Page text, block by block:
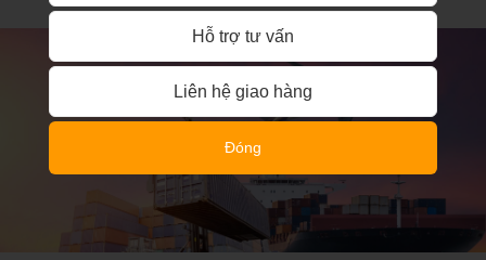
Hỗ trợ tư vấn
Liên hệ giao hàng
Đóng